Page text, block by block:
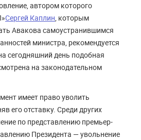
автором которого
Сергей Каплин, которым
Авакова самоустранившимся
министра, рекомендуется
сегодняшний день подобная
на законодательном
имеет право уволить
его отставку. Среди других
по представлению премьер-
Президента — увольнение